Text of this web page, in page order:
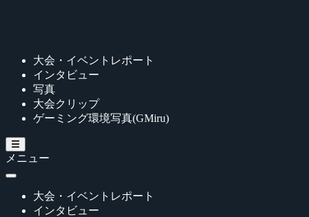
大会・イベントレポート
インタビュー
写真
大会クリップ
ゲーミング環境写真(GMiru)
メニュー
大会・イベントレポート
インタビュー